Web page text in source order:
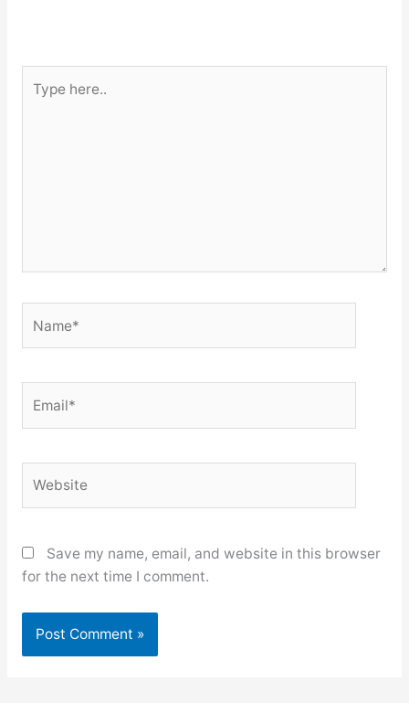
here..
Save my name, email, and website in this browser
for the next time I comment.